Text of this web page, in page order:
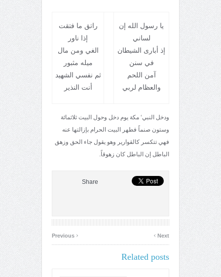
يا رسول الله إن
لساني
إذ أبارى الشيطان
في سنن
آمن اللحم
والعظام لربي
راتق ما فتقت
إذا ناور
الغي ومن مال
ميله مثبور
ثم نفسي الشهيد
أنت النذير
ودخل النبي‘ مكة يوم دخل وحول البيت ثلاثمائة
وستون صنماً فطهر البيت الحرام بإزالتها عنه
فهي تتكسر كالقوارير وهو يقول جاء الحق وزهق
الباطل إن الباطل كان زهوقاً.
Share
‹ Next
›
Related posts